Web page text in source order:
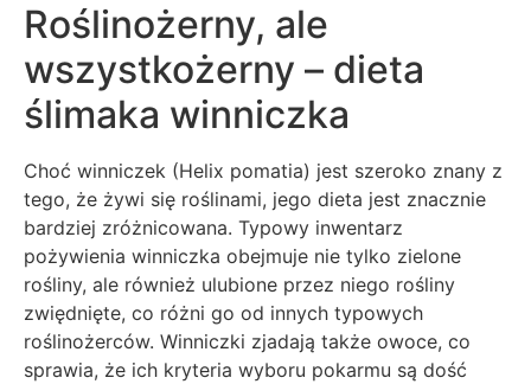
Roślinożerny, ale
wszystkożerny – dieta
ślimaka winniczka
Choć winniczek (Helix pomatia) jest szeroko znany z
tego, że żywi się roślinami, jego dieta jest znacznie
bardziej zróżnicowana. Typowy inwentarz
pożywienia winniczka obejmuje nie tylko zielone
rośliny, ale również ulubione przez niego rośliny
zwiędnięte, co różni go od innych typowych
roślinożerców. Winniczki zjadają także owoce, co
sprawia, że ich kryteria wyboru pokarmu są dość